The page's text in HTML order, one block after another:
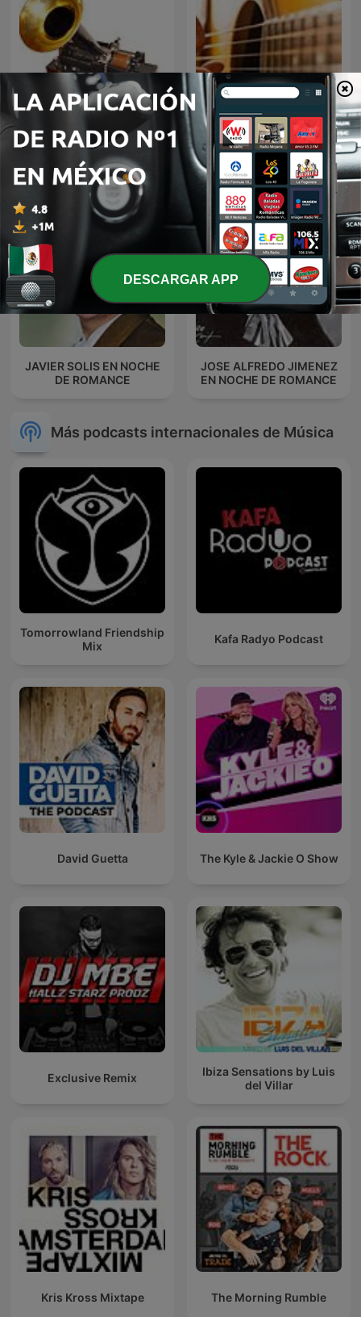
El fonógrafo una
revolución en el sonido
BOLEROS Y TRIOS
ROMANTICOS
JAVIER SOLIS EN NOCHE
DE ROMANCE
JOSE ALFREDO JIMENEZ
EN NOCHE DE ROMANCE
Más podcasts internacionales de Música
Tomorrowland Friendship
Mix
Kafa Radyo Podcast
David Guetta The Kyle & Jackie O Show
Exclusive Remix
Ibiza Sensations by Luis
del Villar
Kris Kross Mixtape The Morning Rumble
DESCARGAR APP